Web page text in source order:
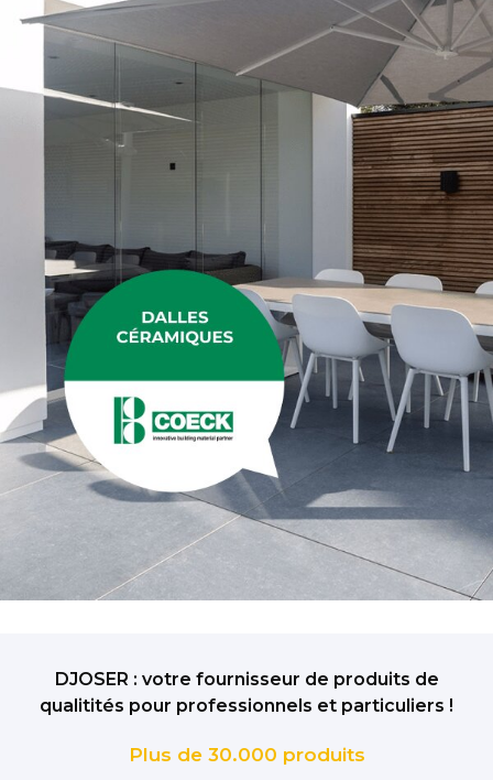
DJOSER : votre fournisseur de produits de
qualitités pour professionnels et particuliers !
Plus de 30.000 produits